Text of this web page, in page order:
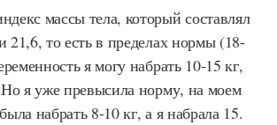
массы тела, который составлял
21,6, то есть в пределах нормы (18-
я могу набрать 10-15 кг,
я уже превысила норму, на моем
набрать 8-10 кг, а я набрала 15.